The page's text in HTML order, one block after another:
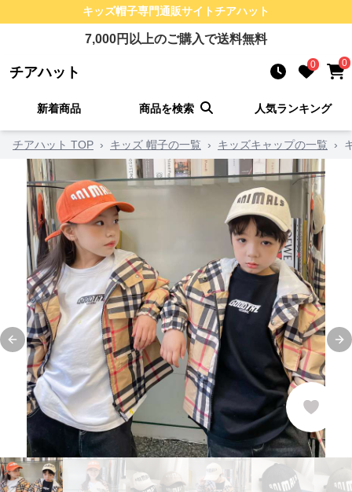
キッズ帽子専門通販サイトチアハット
7,000円以上のご購入で送料無料
チアハット 0 0
新着商品 商品を検索 人気ランキング
チアハット TOP › キッズ 帽子の一覧 › キッズキャップの一覧 ›
Previous slide